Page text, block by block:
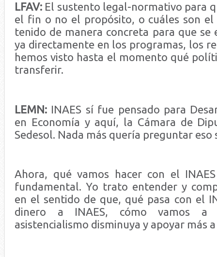
LFAV: El sustento legal-normativo para
el fin o no el propósito, o cuáles son el
tenido de manera concreta para que se
ya directamente en los programas, los
hemos visto hasta el momento qué
transferir.
LEMN: INAES sí fue pensado para
en Economía y aquí, la Cámara de
Sedesol. Nada más quería preguntar
Ahora, qué vamos hacer con el
fundamental. Yo trato entender y
en el sentido de que, qué pasa con el
dinero a INAES, cómo vamos a
asistencialismo disminuya y apoyar más